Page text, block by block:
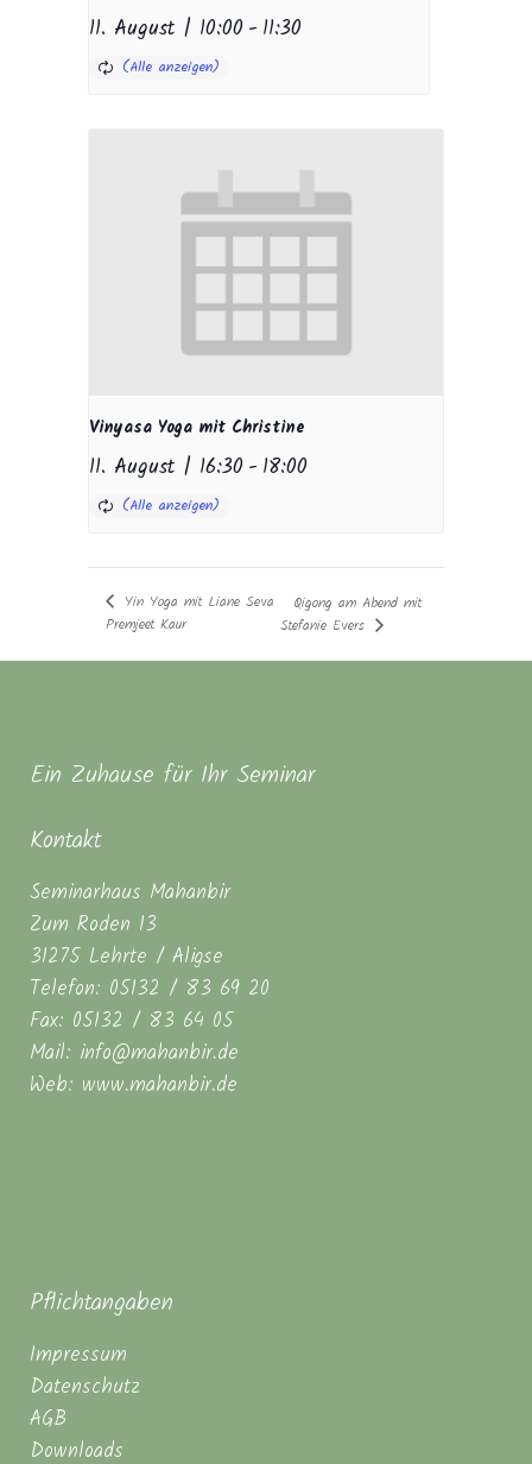
11. August | 10:00 -11:30
Vinyasa Yoga mit Christine
11. August | 16:30 -18:00
Yin Yoga mit Liane Seva
Premjeet Kaur
Qigong am Abend mit
Stefanie Evers
Ein Zuhause für Ihr Seminar
Kontakt
Seminarhaus Mahanbir
Zum Roden 13
31275 Lehrte / Aligse
Telefon: 05132 / 83 69 20
Fax: 05132 / 83 64 05
Mail: info@mahanbir.de
Web: www.mahanbir.de
Pflichtangaben
Impressum
Datenschutz
AGB
Downloads